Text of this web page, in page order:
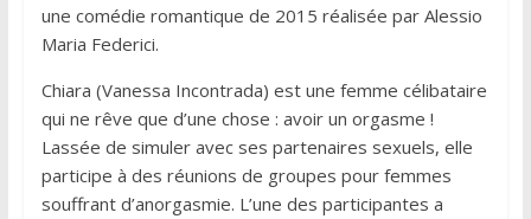
une comédie romantique de 2015 réalisée par Alessio
Maria Federici.
Chiara (Vanessa Incontrada) est une femme célibataire
qui ne rêve que d’une chose : avoir un orgasme !
Lassée de simuler avec ses partenaires sexuels, elle
participe à des réunions de groupes pour femmes
souffrant d’anorgasmie. L’une des participantes a